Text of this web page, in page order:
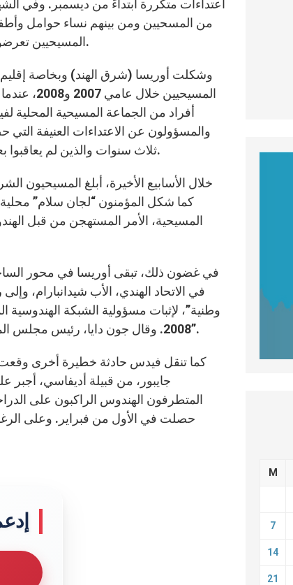
اعتداءات متكررة ابتداءً من ديسمبر. وفي
من المسحيين ومن بينهم نساء حوامل
المسيحيين تعرضوا للاعتداء والضرب في غارات ليلية. وقد فرت على الأقل أربع عائلات مذعورة.
وشكلت أوريسا (شرق الهند) وبخاصة
أفراد من الجماعة المسيحية المحلية
ثلاث سنوات والذين لم يعاقبوا بعد، إلى بث الذعر مجدداً، وطرد المسيحيين، في ظل لامبالاة السلطات المحلية.
خلال الأسابيع الأخيرة، أبلغ
كما شكل المؤمنون “لجان سلام” محلية
المسيحية، الأمر المستهجن من قبل
في غضون ذلك، تبقى أوريسا في محور
في الاتحاد الهندي، الأب شيدانبارام،
وطنية”، لإثبات مسؤولية الشبكة
2008. وقال جون دايا، رئيس مجلس المسيحيين في الهند، أن “لا شك في أن عناصر سانغ باريفار متورطون في العنف”.
كما تنقل فيدس حادثة خطيرة أخرى
المتطرفون الهندوس الراكبون على
حصلت في الأول من فبراير. وعلى
M
7
14
21